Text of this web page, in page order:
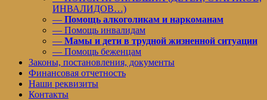
ИНВАЛИДОВ…)
— Помощь алкоголикам и наркоманам
— Помощь инвалидам
— Мамы и дети в трудной жизненной ситуации
— Помощь беженцам
Законы, постановления, документы
Финансовая отчетность
Наши реквизиты
Контакты